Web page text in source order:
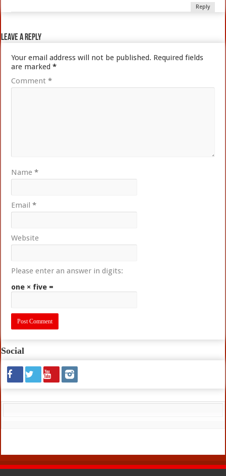
Reply
Leave a Reply
Your email address will not be published. Required fields
are marked*
Comment*
Name*
Email*
Website
Please enter an answer in digits:
one × five =
Social